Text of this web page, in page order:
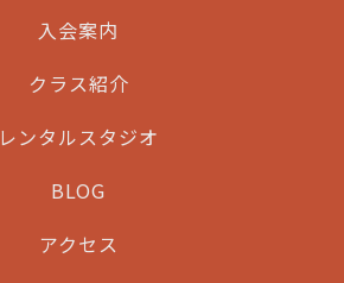
入会案内
クラス紹介
レンタルスタジオ
BLOG
アクセス